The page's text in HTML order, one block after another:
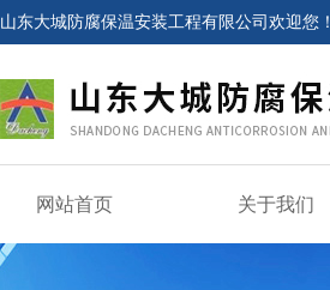
山东大城防腐保温安装工程有限公司欢迎您！
网站首页 关于我们